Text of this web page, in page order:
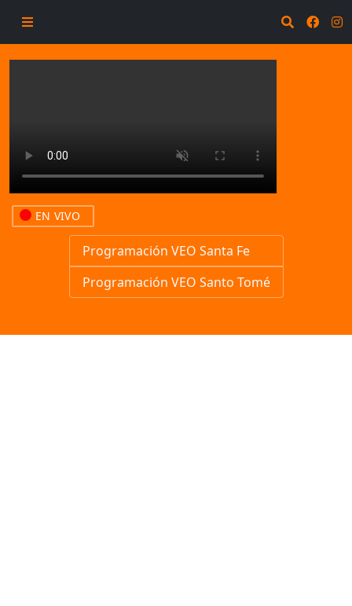
EN VIVO
Programación VEO Santa Fe
Programación VEO Santo Tomé